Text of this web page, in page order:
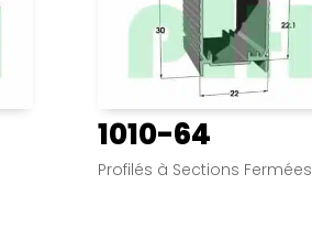
1010-64
Profilés à Sections Fermées